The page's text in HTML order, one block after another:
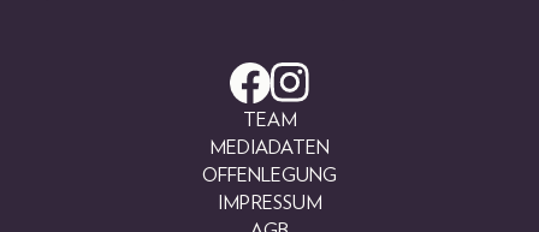
TEAM
MEDIADATEN
OFFENLEGUNG
IMPRESSUM